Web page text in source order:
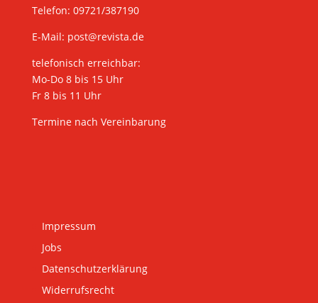
Telefon: 09721/387190
E-Mail: post@revista.de
telefonisch erreichbar:
Mo-Do 8 bis 15 Uhr
Fr 8 bis 11 Uhr
Termine nach Vereinbarung
Impressum
Jobs
Datenschutzerklärung
Widerrufsrecht